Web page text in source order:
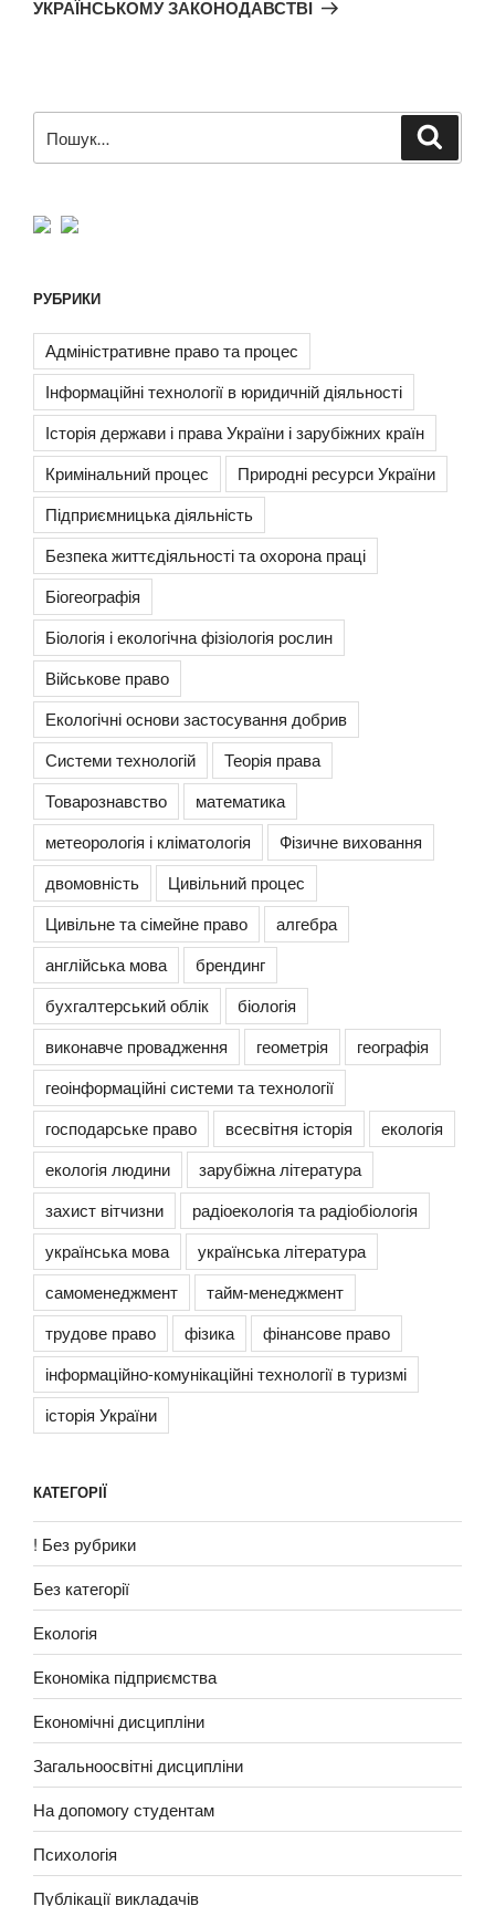
УКРАЇНСЬКОМУ ЗАКОНОДАВСТВІ
за
РУБРИКИ
Адміністративне право та процес
Інформаційні технології в юридичній діяльності
Історія держави і права України і зарубіжних країн
Кримінальний процес
Природні ресурси України
Підприємницька діяльність
Безпека життєдіяльності та охорона праці
Біогеографія
Біологія і екологічна фізіологія рослин
Військове право
Екологічні основи застосування добрив
Системи технологій
Теорія права
Товарознавство
математика
метеорологія і кліматологія
Фізичне виховання
двомовність
Цивільний процес
Цивільне та сімейне право
алгебра
англійська мова
брендинг
бухгалтерський облік
біологія
виконавче провадження
геометрія
географія
геоінформаційні системи та технології
господарське право
всесвітня історія
екологія
екологія людини
зарубіжна література
захист вітчизни
радіоекологія та радіобіологія
українська мова
українська література
самоменеджмент
тайм-менеджмент
трудове право
фізика
фінансове право
інформаційно-комунікаційні технології в туризмі
історія України
КАТЕГОРІЇ
! Без рубрики
Без категорії
Екологія
Економіка підприємства
Економічні дисципліни
Загальноосвітні дисципліни
На допомогу студентам
Психологія
Публікації викладачів